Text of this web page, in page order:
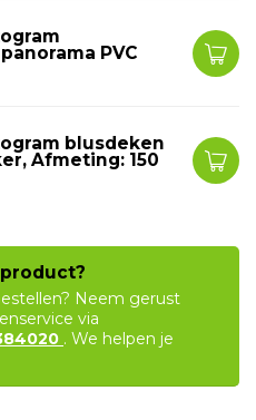
PVC
blusdeken
Afmeting: 150
Neem gerust
via
. We helpen je